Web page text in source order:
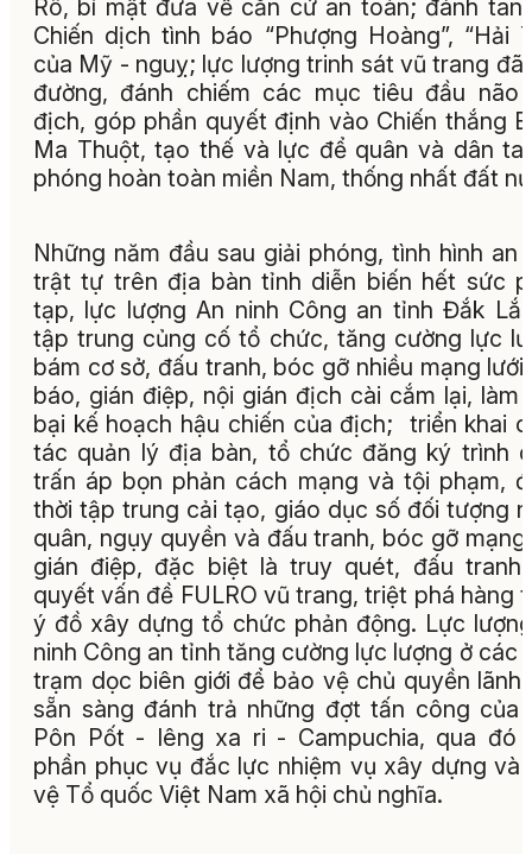
Rô, bí mật đưa về căn cứ an toàn; đánh tan
Chiến dịch tình báo “Phượng Hoàng”, “Hải
của Mỹ - nguỵ; lực lượng trinh sát vũ trang đã
đường, đánh chiếm các mục tiêu đầu não
địch, góp phần quyết định vào Chiến thắng
Ma Thuột, tạo thế và lực để quân và dân ta
phóng hoàn toàn miền Nam, thống nhất đất
Những năm đầu sau giải phóng, tình hình an
trật tự trên địa bàn tỉnh diễn biến hết sức
tạp, lực lượng An ninh Công an tỉnh Đắk
tập trung củng cố tổ chức, tăng cường lực
bám cơ sở, đấu tranh, bóc gỡ nhiều mạng lưới
báo, gián điệp, nội gián địch cài cắm lại, làm
bại kế hoạch hậu chiến của địch; triển khai
tác quản lý địa bàn, tổ chức đăng ký trình
trấn áp bọn phản cách mạng và tội phạm,
thời tập trung cải tạo, giáo dục số đối tượng
quân, ngụy quyền và đấu tranh, bóc gỡ mạng
gián điệp, đặc biệt là truy quét, đấu tranh
quyết vấn đề FULRO vũ trang, triệt phá hàng
ý đồ xây dựng tổ chức phản động. Lực
ninh Công an tỉnh tăng cường lực lượng ở các
trạm dọc biên giới để bảo vệ chủ quyền lãnh
sẵn sàng đánh trả những đợt tấn công của
Pôn Pốt - Iêng xa ri - Campuchia, qua đó
phần phục vụ đắc lực nhiệm vụ xây dựng và
vệ Tổ quốc Việt Nam xã hội chủ nghĩa.